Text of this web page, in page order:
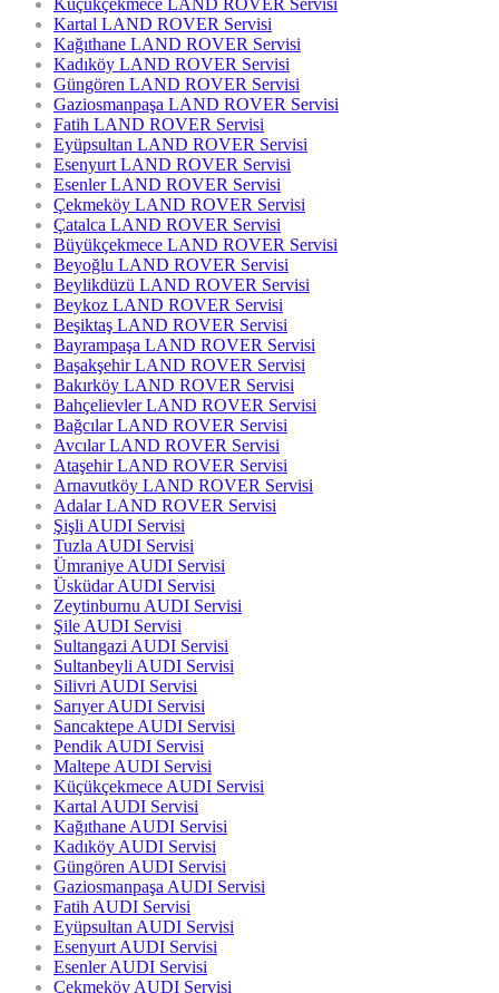
Küçükçekmece LAND ROVER Servisi
Kartal LAND ROVER Servisi
Kağıthane LAND ROVER Servisi
Kadıköy LAND ROVER Servisi
Güngören LAND ROVER Servisi
Gaziosmanpaşa LAND ROVER Servisi
Fatih LAND ROVER Servisi
Eyüpsultan LAND ROVER Servisi
Esenyurt LAND ROVER Servisi
Esenler LAND ROVER Servisi
Çekmeköy LAND ROVER Servisi
Çatalca LAND ROVER Servisi
Büyükçekmece LAND ROVER Servisi
Beyoğlu LAND ROVER Servisi
Beylikdüzü LAND ROVER Servisi
Beykoz LAND ROVER Servisi
Beşiktaş LAND ROVER Servisi
Bayrampaşa LAND ROVER Servisi
Başakşehir LAND ROVER Servisi
Bakırköy LAND ROVER Servisi
Bahçelievler LAND ROVER Servisi
Bağcılar LAND ROVER Servisi
Avcılar LAND ROVER Servisi
Ataşehir LAND ROVER Servisi
Arnavutköy LAND ROVER Servisi
Adalar LAND ROVER Servisi
Şişli AUDI Servisi
Tuzla AUDI Servisi
Ümraniye AUDI Servisi
Üsküdar AUDI Servisi
Zeytinburnu AUDI Servisi
Şile AUDI Servisi
Sultangazi AUDI Servisi
Sultanbeyli AUDI Servisi
Silivri AUDI Servisi
Sarıyer AUDI Servisi
Sancaktepe AUDI Servisi
Pendik AUDI Servisi
Maltepe AUDI Servisi
Küçükçekmece AUDI Servisi
Kartal AUDI Servisi
Kağıthane AUDI Servisi
Kadıköy AUDI Servisi
Güngören AUDI Servisi
Gaziosmanpaşa AUDI Servisi
Fatih AUDI Servisi
Eyüpsultan AUDI Servisi
Esenyurt AUDI Servisi
Esenler AUDI Servisi
Çekmeköy AUDI Servisi